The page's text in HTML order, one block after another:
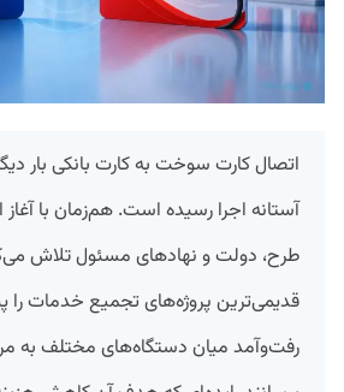
اتصال کارت سوخت به کارت بانکی بار
آستانه اجرا رسیده است. هم‌زمان با آغاز
طرح، دولت و نهادهای مسئول تلاش
قدیمی‌ترین پروژه‌های تجمیع خدمات را
رفت‌وآمد میان دستگاه‌های مختلف به